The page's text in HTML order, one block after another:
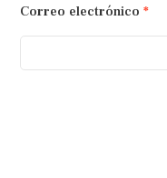
Correo electrónico *